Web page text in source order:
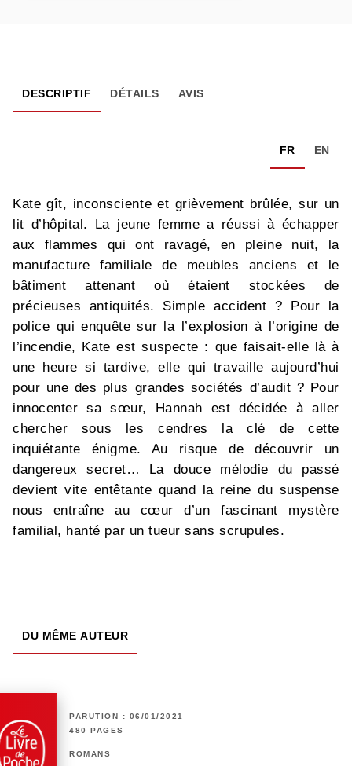
DESCRIPTIF DÉTAILS AVIS
FR EN
Kate gît, inconsciente et grièvement brûlée, sur un
lit d’hôpital. La jeune femme a réussi à échapper
aux flammes qui ont ravagé, en pleine nuit, la
manufacture familiale de meubles anciens et le
bâtiment attenant où étaient stockées de
précieuses antiquités. Simple accident ? Pour la
police qui enquête sur la l’explosion à l’origine de
l’incendie, Kate est suspecte : que faisait-elle là à
une heure si tardive, elle qui travaille aujourd’hui
pour une des plus grandes sociétés d’audit ? Pour
innocenter sa sœur, Hannah est décidée à aller
chercher sous les cendres la clé de cette
inquiétante énigme. Au risque de découvrir un
dangereux secret… La douce mélodie du passé
devient vite entêtante quand la reine du suspense
nous entraîne au cœur d’un fascinant mystère
familial, hanté par un tueur sans scrupules.
DU MÊME AUTEUR
PARUTION : 06/01/2021
480 PAGES
ROMANS